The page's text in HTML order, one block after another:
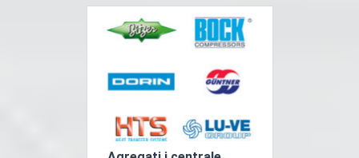
na tehnološki dobar način,
spojiti prodajne ugostiteljski i
zabavni sadržaj kod samog